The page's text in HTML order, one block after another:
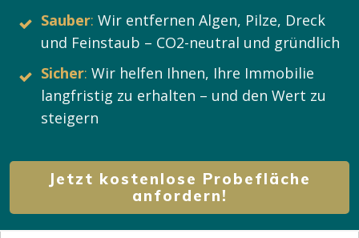
Sauber: Wir entfernen Algen, Pilze, Dreck
und Feinstaub – CO2-neutral und gründlich
Sicher: Wir helfen Ihnen, Ihre Immobilie
langfristig zu erhalten – und den Wert zu
steigern
Jetzt kostenlose Probefläche
anfordern!